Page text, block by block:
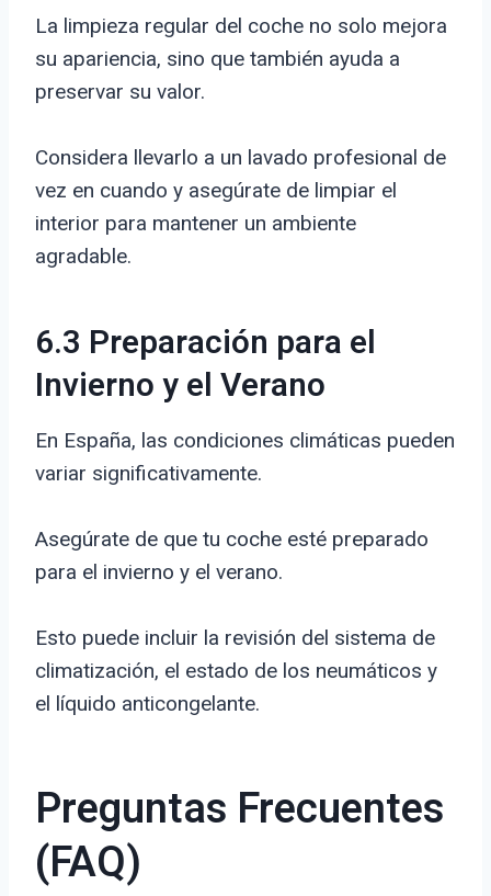
La limpieza regular del coche no solo mejora
su apariencia, sino que también ayuda a
preservar su valor.
Considera llevarlo a un lavado profesional de
vez en cuando y asegúrate de limpiar el
interior para mantener un ambiente
agradable.
6.3 Preparación para el
Invierno y el Verano
En España, las condiciones climáticas pueden
variar significativamente.
Asegúrate de que tu coche esté preparado
para el invierno y el verano.
Esto puede incluir la revisión del sistema de
climatización, el estado de los neumáticos y
el líquido anticongelante.
Preguntas Frecuentes
(FAQ)